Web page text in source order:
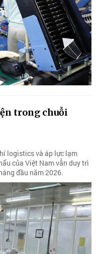
trong chuỗi
logistics và áp lực lạm
của Việt Nam vẫn duy trì
đầu năm 2026.